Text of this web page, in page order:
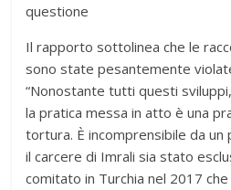
questione
Il rapporto sottolinea che le
sono state pesantemente
“Nonostante tutti questi
la pratica messa in atto è una
tortura. È incomprensibile da un
il carcere di Imrali sia stato
comitato in Turchia nel 2017